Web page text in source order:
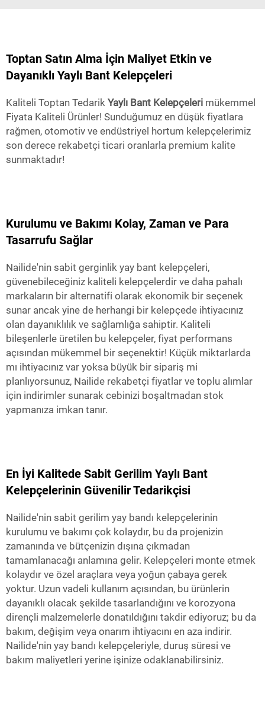
Toptan Satın Alma İçin Maliyet Etkin ve
Dayanıklı Yaylı Bant Kelepçeleri
Kaliteli Toptan Tedarik Yaylı Bant Kelepçeleri mükemmel
Fiyata Kaliteli Ürünler! Sunduğumuz en düşük fiyatlara
rağmen, otomotiv ve endüstriyel hortum kelepçelerimiz
son derece rekabetçi ticari oranlarla premium kalite
sunmaktadır!
Kurulumu ve Bakımı Kolay, Zaman ve Para
Tasarrufu Sağlar
Nailide'nin sabit gerginlik yay bant kelepçeleri,
güvenebileceğiniz kaliteli kelepçelerdir ve daha pahalı
markaların bir alternatifi olarak ekonomik bir seçenek
sunar ancak yine de herhangi bir kelepçede ihtiyacınız
olan dayanıklılık ve sağlamlığa sahiptir. Kaliteli
bileşenlerle üretilen bu kelepçeler, fiyat performans
açısından mükemmel bir seçenektir! Küçük miktarlarda
mı ihtiyacınız var yoksa büyük bir sipariş mi
planlıyorsunuz, Nailide rekabetçi fiyatlar ve toplu alımlar
için indirimler sunarak cebinizi boşaltmadan stok
yapmanıza imkan tanır.
En İyi Kalitede Sabit Gerilim Yaylı Bant
Kelepçelerinin Güvenilir Tedarikçisi
Nailide'nin sabit gerilim yay bandı kelepçelerinin
kurulumu ve bakımı çok kolaydır, bu da projenizin
zamanında ve bütçenizin dışına çıkmadan
tamamlanacağı anlamına gelir. Kelepçeleri monte etmek
kolaydır ve özel araçlara veya yoğun çabaya gerek
yoktur. Uzun vadeli kullanım açısından, bu ürünlerin
dayanıklı olacak şekilde tasarlandığını ve korozyona
dirençli malzemelerle donatıldığını takdir ediyoruz; bu da
bakım, değişim veya onarım ihtiyacını en aza indirir.
Nailide'nin yay bandı kelepçeleriyle, duruş süresi ve
bakım maliyetleri yerine işinize odaklanabilirsiniz.